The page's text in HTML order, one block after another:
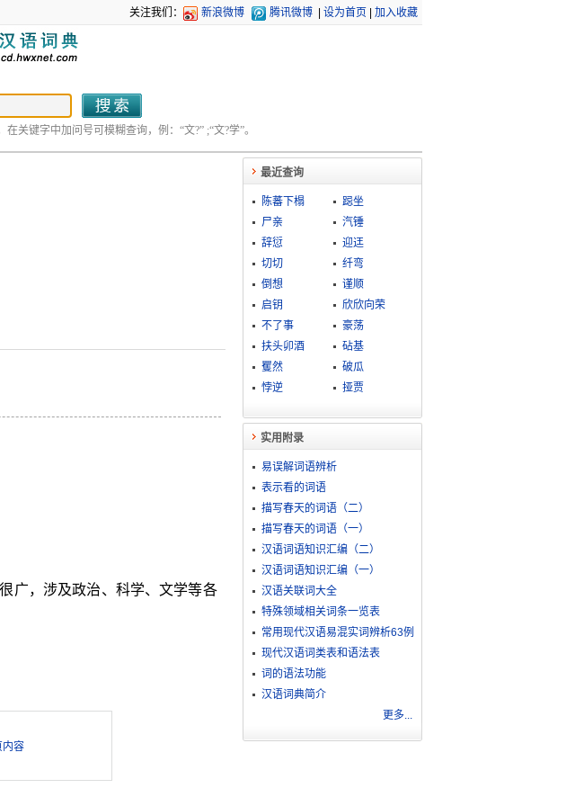
关注我们： 新浪微博 腾讯微博 设为首页 加入收藏
在关键字中加问号可模糊查询，例：“文?” ;“文?学”。
广，涉及政治、科学、文学等各
内容
最近查询
陈蕃下榻
跽坐
尸亲
汽锤
辞愆
迎迋
切切
纤弯
倒想
谨顺
启钥
欣欣向荣
不了事
豪荡
扶头卯酒
砧基
矍然
破瓜
悖逆
挜贾
实用附录
易误解词语辨析
表示看的词语
描写春天的词语（二）
描写春天的词语（一）
汉语词语知识汇编（二）
汉语词语知识汇编（一）
汉语关联词大全
特殊领域相关词条一览表
常用现代汉语易混实词辨析63例
现代汉语词类表和语法表
词的语法功能
汉语词典简介
更多...